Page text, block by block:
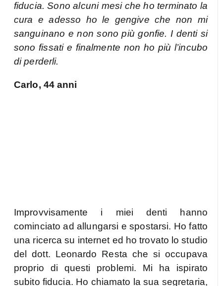
fiducia. Sono alcuni mesi che ho terminato la
cura e adesso ho le gengive che non mi
sanguinano e non sono più gonfie. I denti si
sono fissati e finalmente non ho più l’incubo
di perderli.
Carlo, 44 anni
Improvvisamente i miei denti hanno
cominciato ad allungarsi e spostarsi. Ho fatto
una ricerca su internet ed ho trovato lo studio
del dott. Leonardo Resta che si occupava
proprio di questi problemi. Mi ha ispirato
subito fiducia. Ho chiamato la sua segretaria,